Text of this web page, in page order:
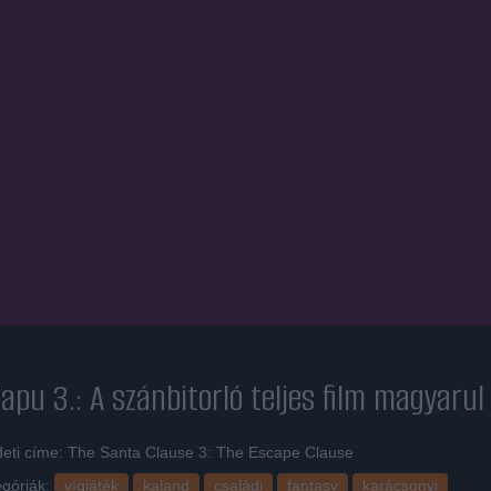
3.: A szánbitorló teljes film magyarul
címe: The Santa Clause 3: The Escape Clause
vígjáték kaland családi fantasy
karácsonyi